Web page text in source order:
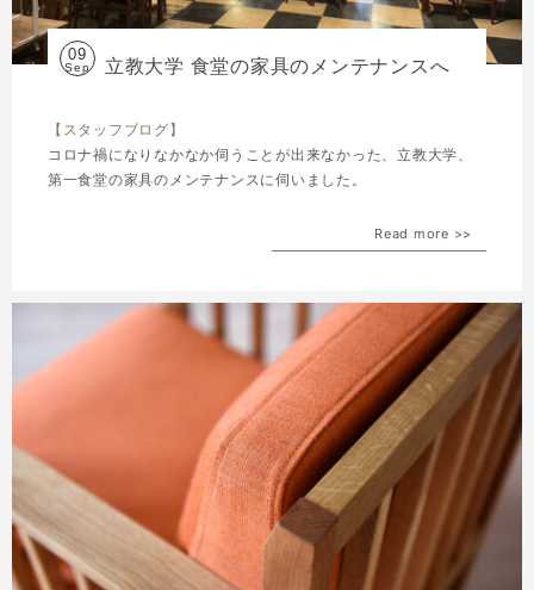
09
Sep 立教大学 食堂の家具のメンテナンスへ
【スタッフブログ】
コロナ禍になりなかなか伺うことが出来なかった、立教大学、
第一食堂の家具のメンテナンスに伺いました。
Read more >>